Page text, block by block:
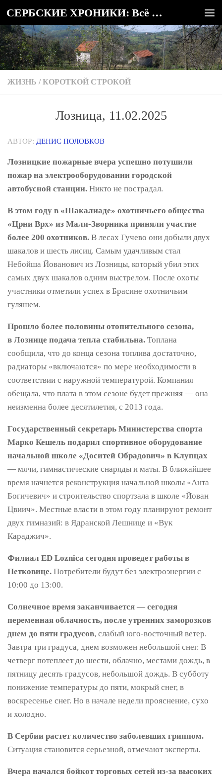
Под записью СЕРБСКИЕ ХРОНИКИ: Всё о Сербии
ЖИЗНЬ / КОРОТКОЙ СТРОКОЙ
Лозница, 11.02.2025
АВТОР: ДЕНИС ПОЛОВКОВ
Лозницкие пожарные вчера успешно потушили
пожар на электрооборудовании городской
автобусной станции. Никто не пострадал.
В этом году в «Шакалиаде» охотничьего общества
«Црни Врх» из Мали-Зворника приняли участие
более 200 охотников. В лесах Гучево они добыли двух
шакалов и шесть лисиц. Самым удачливым стал
Небойша Йованович из Лозницы, который убил этих
самых двух шакалов одним выстрелом. После охоты
участники отметили успех в Брасине охотничьим
гуляшем.
Прошло более половины отопительного сезона,
в Лознице подача тепла стабильна. Топлана
сообщила, что до конца сезона топлива достаточно,
радиаторы «включаются» по мере необходимости в
соответствии с наружной температурой. Компания
обещала, что плата в этом сезоне будет прежняя — она
неизменна более десятилетия, с 2013 года.
Государственный секретарь Министерства спорта
Марко Кешель подарил спортивное оборудование
начальной школе «Доситей Обрадович» в Клупцах
— мячи, гимнастические снаряды и маты. В ближайшее
время начнется реконструкция начальной школы «Анта
Богичевич» и строительство спортзала в школе «Йован
Цвиич». Местные власти в этом году планируют ремонт
двух гимназий: в Ядранской Лешнице и «Вук
Караджич».
Филиал ED Loznica сегодня проведет работы в
Петковице. Потребители будут без электроэнергии с
10:00 до 13:00.
Солнечное время заканчивается — сегодня
переменная облачность, после утренних заморозков
днем до пяти градусов, слабый юго-восточный ветер.
Завтра три градуса, днем ​​возможен небольшой снег. В
четверг потеплеет до шести, облачно, местами дождь, в
пятницу десять градусов, небольшой дождь. В субботу
понижение температуры до пяти, мокрый снег, в
воскресенье снег. Но в начале недели прояснение, сухо
и холодно.
В Сербии растет количество заболевших гриппом.
Ситуация становится серьезной, отмечают эксперты.
Вчера начался бойкот торговых сетей из-за высоких